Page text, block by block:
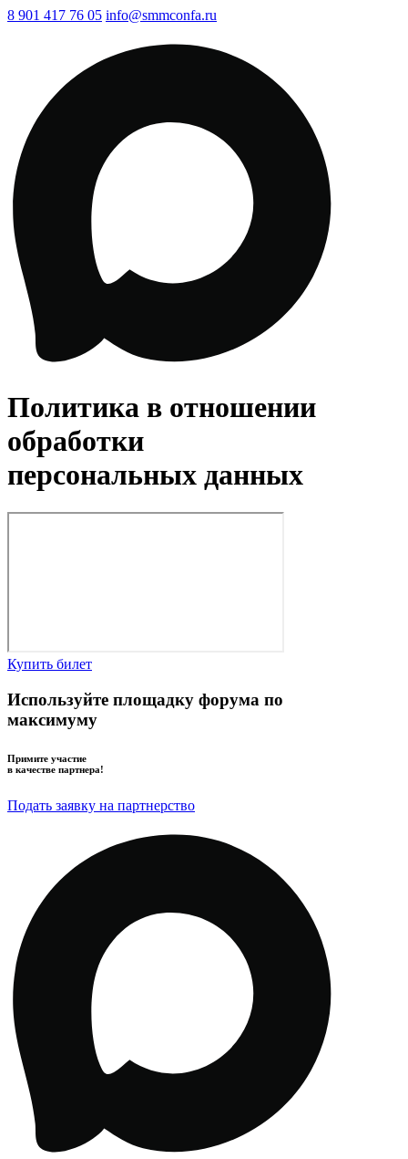
8 901 417 76 05 info@smmconfa.ru
Политика в отношении
обработки
персональных данных
Купить билет
Используйте площадку форума по
максимуму
Примите участие
в качестве партнера!
Подать заявку на партнерство